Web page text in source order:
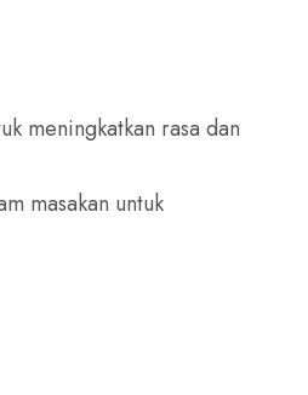
meningkatkan rasa dan
masakan untuk